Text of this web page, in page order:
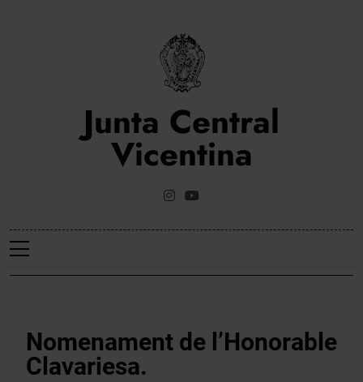
Junta Central
Vicentina
Web Oficial De La Junta Central Vicentina De Valencia
Nomenament de l’Honorable
Clavariesa.